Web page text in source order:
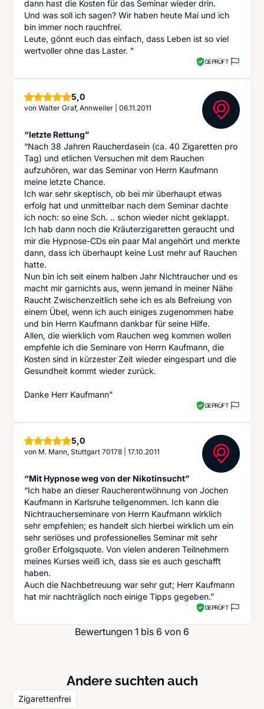
dann hast die Kosten für das Seminar wieder drin.
Und was soll ich sagen? Wir haben heute Mai und ich
bin immer noch rauchfrei.
Leute, gönnt euch das einfach, dass Leben ist so viel
wertvoller ohne das Laster. ”
GEPRÜFT
5,0Sterne
von Walter Graf, Annweiler 06.11.2011
“letzte Rettung”
“Nach 38 Jahren Raucherdasein (ca. 40 Zigaretten pro
Tag) und etlichen Versuchen mit dem Rauchen
aufzuhören, war das Seminar von Herrn Kaufmann
meine letzte Chance.
Ich war sehr skeptisch, ob bei mir überhaupt etwas
erfolg hat und unmittelbar nach dem Seminar dachte
ich noch: so eine Sch. .. schon wieder nicht geklappt.
Ich hab dann noch die Kräuterzigaretten geraucht und
mir die Hypnose-CDs ein paar Mal angehört und merkte
dann, dass ich überhaupt keine Lust mehr auf Rauchen
hatte.
Nun bin ich seit einem halben Jahr Nichtraucher und es
macht mir garnichts aus, wenn jemand in meiner Nähe
Raucht Zwischenzeitlich sehe ich es als Befreiung von
einem Übel, wenn ich auch einiges zugenommen habe
und bin Herrn Kaufmann dankbar für seine Hilfe.
Allen, die wierklich vom Rauchen weg kommen wollen
empfehle ich die Seminare von Herrn Kaufmann, die
Kosten sind in kürzester Zeit wieder eingespart und die
Gesundheit kommt wieder zurück.
Danke Herr Kaufmann”
GEPRÜFT
5,0Sterne
von M. Mann, Stuttgart 70178 17.10.2011
“Mit Hypnose weg von der Nikotinsucht”
“Ich habe an dieser Raucherentwöhnung von Jochen
Kaufmann in Karlsruhe teilgenommen. Ich kann die
Nichtraucherseminare von Herrn Kaufmann wirklich
sehr empfehlen; es handelt sich hierbei wirklich um ein
sehr seriöses und professionelles Seminar mit sehr
großer Erfolgsquote. Von vielen anderen Teilnehmern
meines Kurses weiß ich, dass sie es auch geschafft
haben.
Auch die Nachbetreuung war sehr gut; Herr Kaufmann
hat mir nachträglich noch einige Tipps gegeben.”
GEPRÜFT
Bewertungen 1 bis 6 von 6
Andere suchten auch
Zigarettenfrei